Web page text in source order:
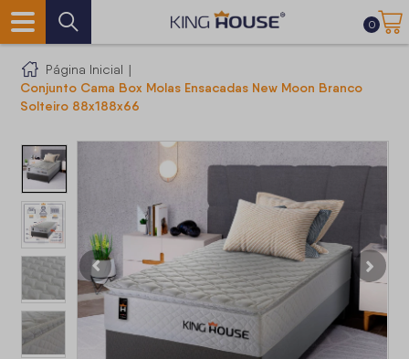
0
Página Inicial |
Conjunto Cama Box Molas Ensacadas New Moon Branco
Solteiro 88x188x66